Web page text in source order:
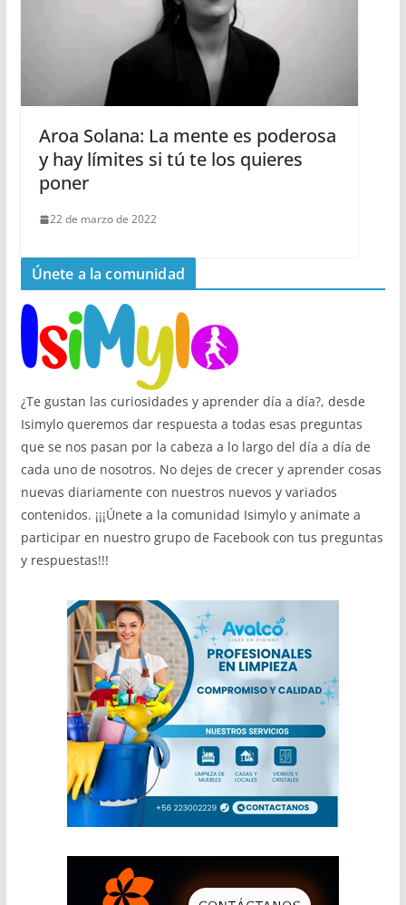
Aroa Solana: La mente es poderosa
y hay límites si tú te los quieres
poner
22 de marzo de 2022
Únete a la comunidad
¿Te gustan las curiosidades y aprender día a día?, desde
Isimylo queremos dar respuesta a todas esas preguntas
que se nos pasan por la cabeza a lo largo del día a día de
cada uno de nosotros. No dejes de crecer y aprender cosas
nuevas diariamente con nuestros nuevos y variados
contenidos. ¡¡¡Únete a la comunidad Isimylo y animate a
participar en nuestro grupo de Facebook con tus preguntas
y respuestas!!!